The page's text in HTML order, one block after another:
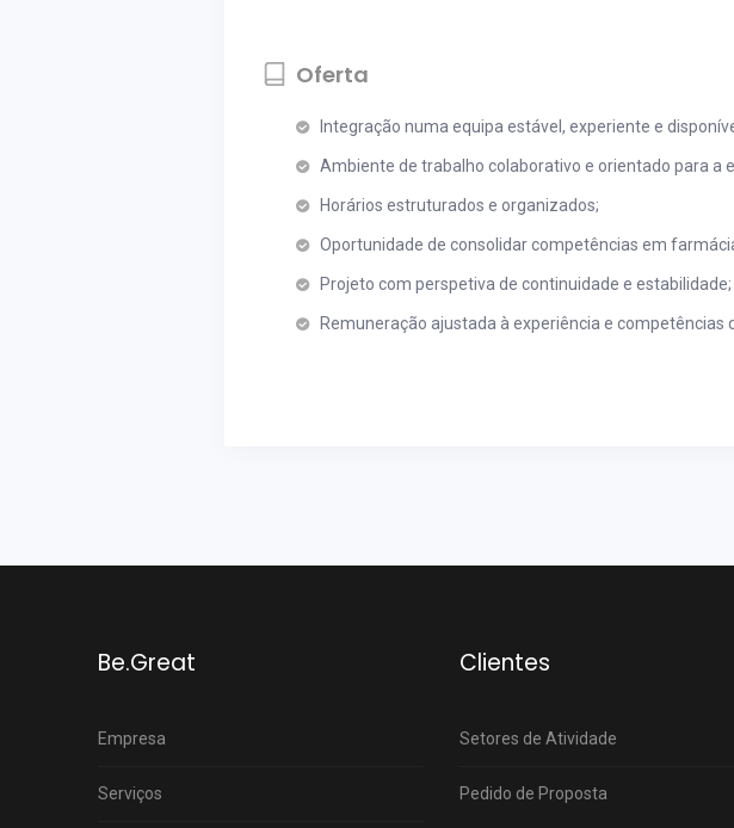
Oferta
Integração numa equipa estável, experiente e
Ambiente de trabalho colaborativo e orientado para a
Horários estruturados e organizados;
Oportunidade de consolidar competências em
Projeto com perspetiva de continuidade e estabilidade;
Remuneração ajustada à experiência e competências
Be.Great
Empresa
Serviços
Clientes
Setores de Atividade
Pedido de Proposta